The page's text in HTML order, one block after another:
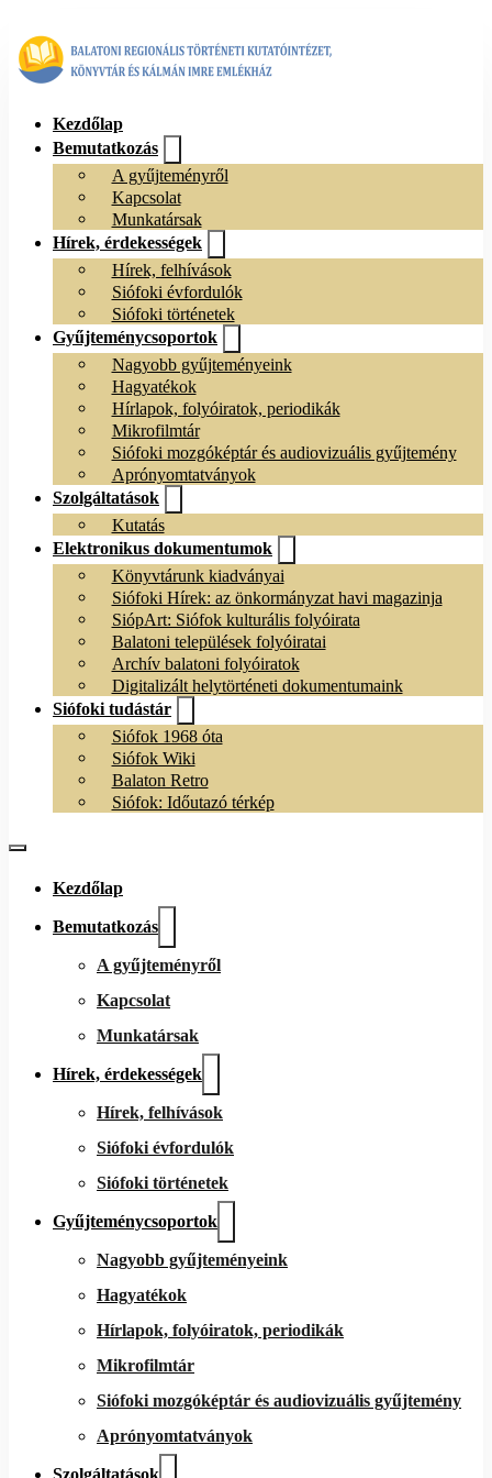
Kezdőlap
Bemutatkozás
A gyűjteményről
Kapcsolat
Munkatársak
Hírek, érdekességek
Hírek, felhívások
Siófoki évfordulók
Siófoki történetek
Gyűjteménycsoportok
Nagyobb gyűjteményeink
Hagyatékok
Hírlapok, folyóiratok, periodikák
Mikrofilmtár
Siófoki mozgóképtár és audiovizuális gyűjtemény
Aprónyomtatványok
Szolgáltatások
Kutatás
Elektronikus dokumentumok
Könyvtárunk kiadványai
Siófoki Hírek: az önkormányzat havi magazinja
SiópArt: Siófok kulturális folyóirata
Balatoni települések folyóiratai
Archív balatoni folyóiratok
Digitalizált helytörténeti dokumentumaink
Siófoki tudástár
Siófok 1968 óta
Siófok Wiki
Balaton Retro
Siófok: Időutazó térkép
Kezdőlap
Bemutatkozás
A gyűjteményről
Kapcsolat
Munkatársak
Hírek, érdekességek
Hírek, felhívások
Siófoki évfordulók
Siófoki történetek
Gyűjteménycsoportok
Nagyobb gyűjteményeink
Hagyatékok
Hírlapok, folyóiratok, periodikák
Mikrofilmtár
Siófoki mozgóképtár és audiovizuális gyűjtemény
Aprónyomtatványok